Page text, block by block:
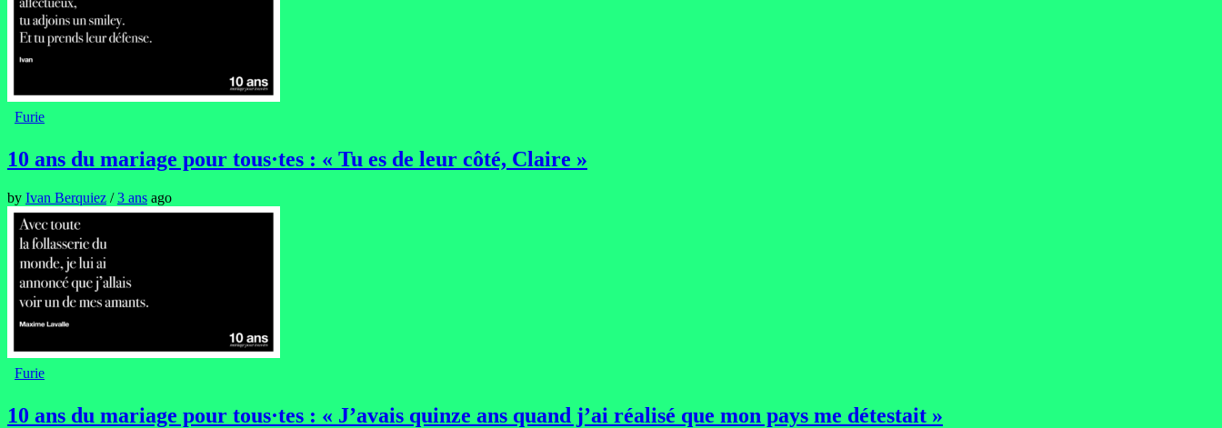
Furie
10 ans du mariage pour tous·tes : « Tu es de leur côté, Claire »
by Ivan Berquiez /3 ans ago
Furie
10 ans du mariage pour tous·tes : « J’avais quinze ans quand j’ai réalisé que mon pays me détestait »